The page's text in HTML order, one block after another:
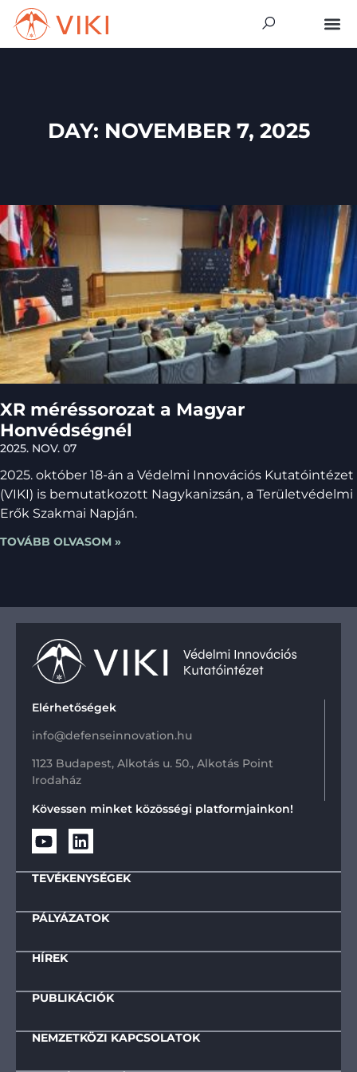
DAY: NOVEMBER 7, 2025
XR méréssorozat a Magyar
Honvédségnél
2025. NOV. 07
2025. október 18-án a Védelmi Innovációs Kutatóintézet
(VIKI) is bemutatkozott Nagykanizsán, a Területvédelmi
Erők Szakmai Napján.
TOVÁBB OLVASOM »
Elérhetőségek
info@defenseinnovation.hu
1123 Budapest, Alkotás u. 50., Alkotás Point
Irodaház
Kövessen minket közösségi platformjainkon!
TEVÉKENYSÉGEK
PÁLYÁZATOK
HÍREK
PUBLIKÁCIÓK
NEMZETKÖZI KAPCSOLATOK